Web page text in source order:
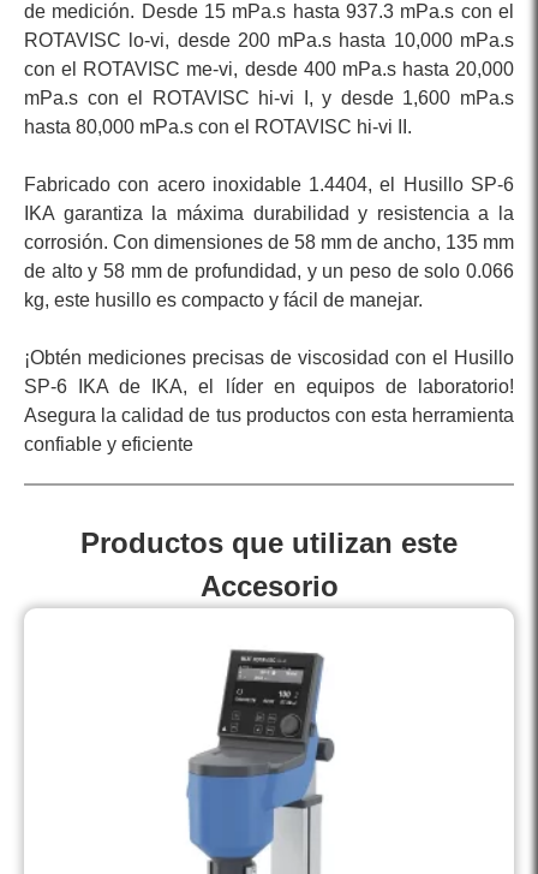
de medición. Desde 15 mPa.s hasta 937.3 mPa.s con el
ROTAVISC lo-vi, desde 200 mPa.s hasta 10,000 mPa.s
con el ROTAVISC me-vi, desde 400 mPa.s hasta 20,000
mPa.s con el ROTAVISC hi-vi I, y desde 1,600 mPa.s
hasta 80,000 mPa.s con el ROTAVISC hi-vi II.
Fabricado con acero inoxidable 1.4404, el Husillo SP-6
IKA garantiza la máxima durabilidad y resistencia a la
corrosión. Con dimensiones de 58 mm de ancho, 135 mm
de alto y 58 mm de profundidad, y un peso de solo 0.066
kg, este husillo es compacto y fácil de manejar.
¡Obtén mediciones precisas de viscosidad con el Husillo
SP-6 IKA de IKA, el líder en equipos de laboratorio!
Asegura la calidad de tus productos con esta herramienta
confiable y eficiente
Productos que utilizan este
Accesorio